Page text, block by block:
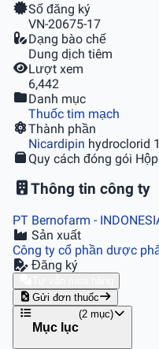
Số đăng ký
VN-20675-17
Dạng bào chế
Dung dịch tiêm
Lượt xem
6,442
Danh mục
Thuốc tim mạch
Thành phần
Nicardipin hydroclorid
Quy cách đóng gói
Thông tin công ty
PT Bernofarm -
Sản xuất
Công ty cổ phần dược
Đăng ký
Gửi đơn thuốc
Mục lục
(2 mục)